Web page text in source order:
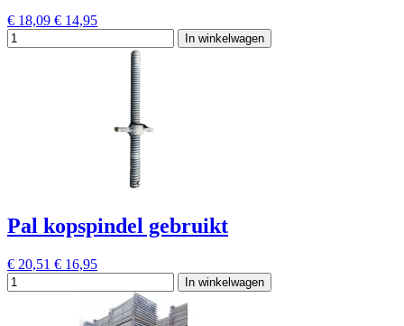
€ 18,09 € 14,95
In winkelwagen
Pal kopspindel gebruikt
€ 20,51 € 16,95
In winkelwagen